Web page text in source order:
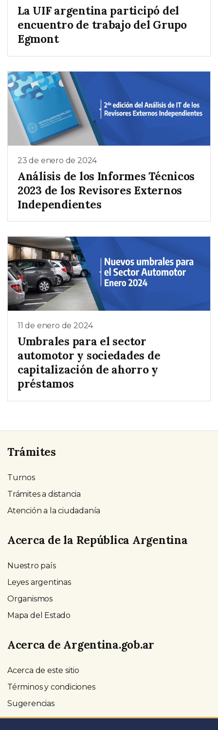
La UIF argentina participó del
encuentro de trabajo del Grupo
Egmont
23 de enero de 2024
Análisis de los Informes Técnicos
2023 de los Revisores Externos
Independientes
11 de enero de 2024
Umbrales para el sector
automotor y sociedades de
capitalización de ahorro y
préstamos
Trámites
Turnos
Trámites a distancia
Atención a la ciudadanía
Acerca de la República Argentina
Nuestro país
Leyes argentinas
Organismos
Mapa del Estado
Acerca de Argentina.gob.ar
Acerca de este sitio
Términos y condiciones
Sugerencias